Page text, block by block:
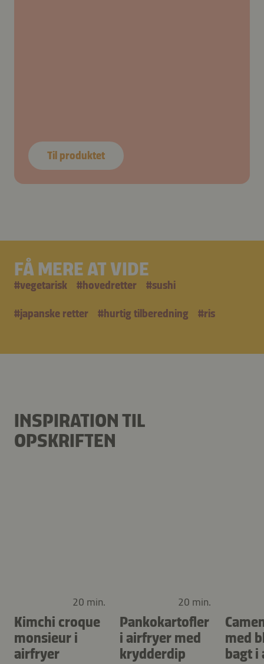
Til produktet
FÅ MERE AT VIDE
#vegetarisk #hovedretter #sushi
#japanske retter #hurtig tilberedning #ris
INSPIRATION TIL
OPSKRIFTEN
20 min.
Kimchi croque
monsieur i
airfryer
20 min.
Pankokartofler
i airfryer med
krydderdip
med
bagt i